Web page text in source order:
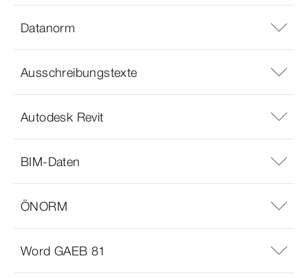
Datanorm
Ausschreibungstexte
Autodesk Revit
BIM-Daten
ÖNORM
Word GAEB 81